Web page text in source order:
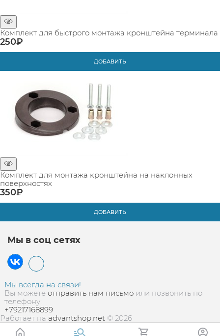
Комплект для быстрого монтажа кронштейна терминала
250₽
ДОБАВИТЬ
Комплект для монтажа кронштейна на наклонных
поверхностях
350₽
ДОБАВИТЬ
Мы в соц сетях
Мы всегда на связи!
Вы можете отправить нам письмо или позвонить по
телефону:
+79217168899
Работает на advantshop.net © 2026